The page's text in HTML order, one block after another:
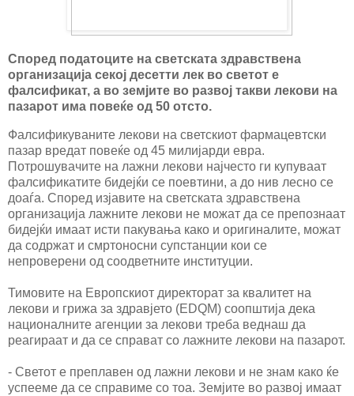
Според податоците на светската здравствена
организација секој десетти лек во светот е
фалсификат, а во земјите во развој такви лекови на
пазарот има повеќе од 50 отсто.
Фалсификуваните лекови на светскиот фармацевтски
пазар вредат повеќе од 45 милијарди евра.
Потрошувачите на лажни лекови најчесто ги купуваат
фалсификатите бидејќи се поевтини, а до нив лесно се
доаѓа. Според изјавите на светската здравствена
организација лажните лекови не можат да се препознаат
бидејќи имаат исти пакувања како и оригиналите, можат
да содржат и смртоносни супстанции кои се
непроверени од соодветните институции.
Тимовите на Европскиот директорат за квалитет на
лекови и грижа за здравјето (EDQM) соопштија дека
националните агенции за лекови треба веднаш да
реагираат и да се справат со лажните лекови на пазарот.
- Светот е преплавен од лажни лекови и не знам како ќе
успееме да се справиме со тоа. Земјите во развој имаат